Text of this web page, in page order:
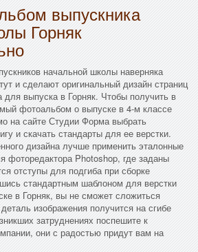
выпускника
Горняк
начальной школы наверняка
и сделают оригинальный дизайн страниц
выпуска в Горняк. Чтобы получить в
фотоальбом о выпуске в 4-м классе
на сайте Студии Форма выбрать
и скачать стандарты для ее верстки.
дизайна лучше применить эталонные
Photoshop, где заданы
отступы для подгиба при сборке
стандартным шаблоном для верстки
в Горняк, вы не сможет сложиться
изображения получится на сгибе
затруднениях поспешите к
они с радостью придут вам на